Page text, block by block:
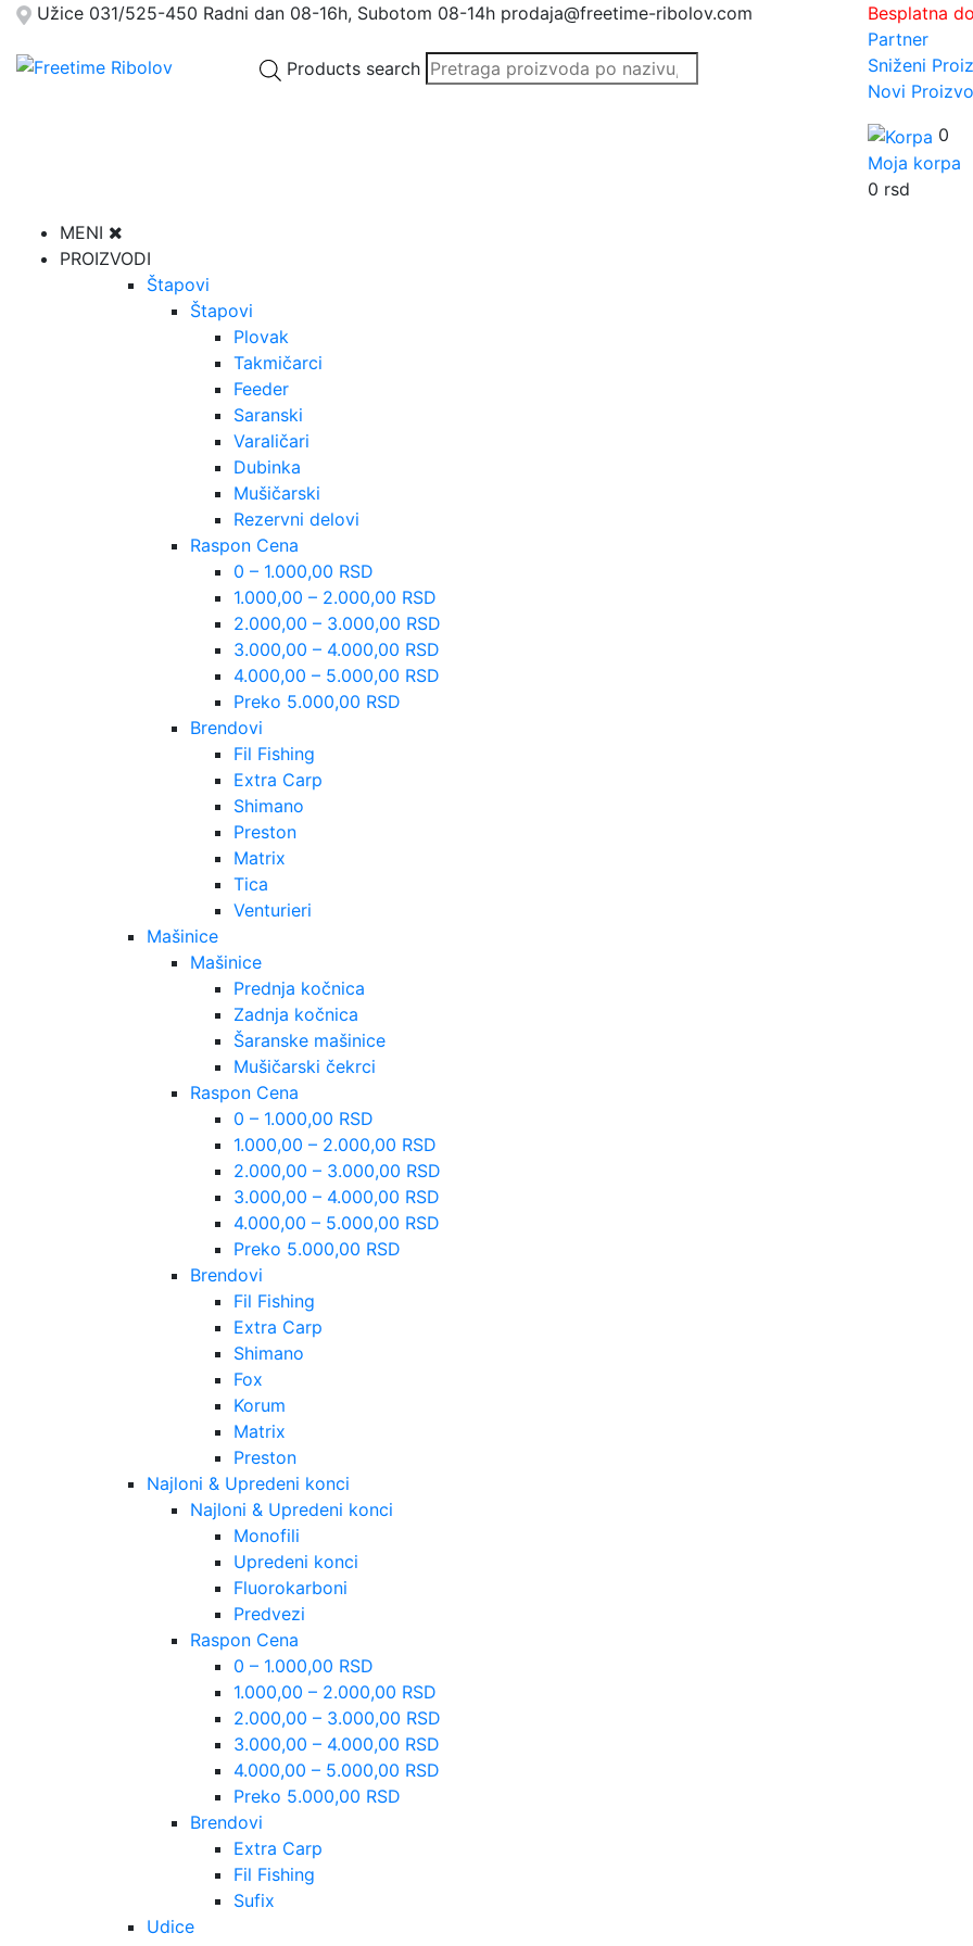
Užice 031/525-450 Radni dan 08-16h, Subotom 08-14h prodaja@freetime-ribolov.com
Besplatna
Partner
Products search
Sniženi
Novi
0
Moja korpa
0 rsd
MENI
PROIZVODI
Štapovi
Štapovi
Plovak
Takmičarci
Feeder
Saranski
Varaličari
Dubinka
Mušičarski
Rezervni delovi
Raspon Cena
0 – 1.000,00 RSD
1.000,00 – 2.000,00 RSD
2.000,00 – 3.000,00 RSD
3.000,00 – 4.000,00 RSD
4.000,00 – 5.000,00 RSD
Preko 5.000,00 RSD
Brendovi
Fil Fishing
Extra Carp
Shimano
Preston
Matrix
Tica
Venturieri
Mašinice
Mašinice
Prednja kočnica
Zadnja kočnica
Šaranske mašinice
Mušičarski čekrci
Raspon Cena
0 – 1.000,00 RSD
1.000,00 – 2.000,00 RSD
2.000,00 – 3.000,00 RSD
3.000,00 – 4.000,00 RSD
4.000,00 – 5.000,00 RSD
Preko 5.000,00 RSD
Brendovi
Fil Fishing
Extra Carp
Shimano
Fox
Korum
Matrix
Preston
Najloni & Upredeni konci
Najloni & Upredeni konci
Monofili
Upredeni konci
Fluorokarboni
Predvezi
Raspon Cena
0 – 1.000,00 RSD
1.000,00 – 2.000,00 RSD
2.000,00 – 3.000,00 RSD
3.000,00 – 4.000,00 RSD
4.000,00 – 5.000,00 RSD
Preko 5.000,00 RSD
Brendovi
Extra Carp
Fil Fishing
Sufix
Udice